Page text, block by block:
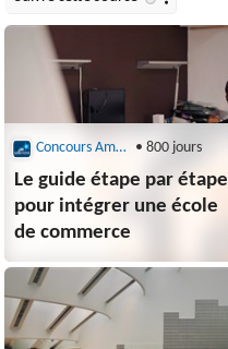
Concours Ambitions • 800 jours
Le guide étape par étape
pour intégrer une école
de commerce